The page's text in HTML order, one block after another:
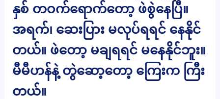
နှစ် တဝက်ရောက်တော့ ဖဲစွဲနေပြီ။
အရက်၊ ဆေးပြား မလုပ်ရရင် နေနိုင်
တယ်။ ဖဲတော့ မချရရင် မနေနိုင်ဘူး။
မီမီဟန်နဲ့ တွဲဆော့တော့ ကြေးက ကြီး
တယ်။